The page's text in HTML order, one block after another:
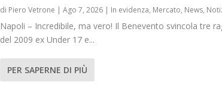
di Piero Vetrone | Ago 7, 2026| In evidenza, Mercato, News,
Napoli – Incredibile, ma vero! Il Benevento svincola tre
del 2009 ex Under 17 e...
PER SAPERNE DI PIÙ